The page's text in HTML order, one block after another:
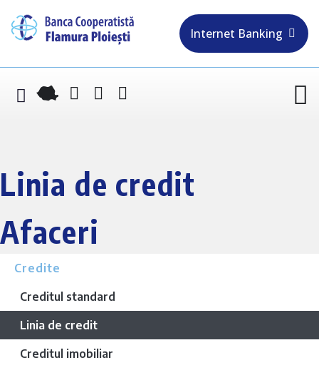
Internet Banking
Linia de credit
Afaceri
Credite
Creditul standard
Linia de credit
Creditul imobiliar